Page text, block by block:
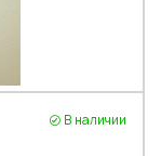
В наличии